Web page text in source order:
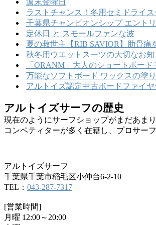
週末金曜日
ラストチャンス！冬用セミドライ
千葉県チャンピオンシップ エント
定休日 と スモールファンな波
夏の救世主【RIB SAVIOR】肋骨
秋冬用ウエットスーツの大切なお
「ORANM」大人のショートボード
万能なソフトボード ワックスの塗
アルトイズ認定中古ボードファイ
アルトイズサーフの歴史
現在のようにサーフショップがまだあま
コンペティターが多く在籍し、プロサー
アルトイズサーフ
千葉県千葉市稲毛区小仲台6-2-10
TEL： 043-287-7317
[営業時間]
月曜 12:00～20:00